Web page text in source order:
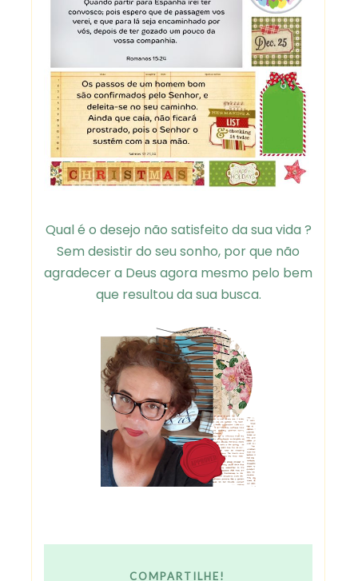
Qual é o desejo não satisfeito da sua vida ?
Sem desistir do seu sonho, por que não
agradecer a Deus agora mesmo pelo bem
que resultou da sua busca.
COMPARTILHE!